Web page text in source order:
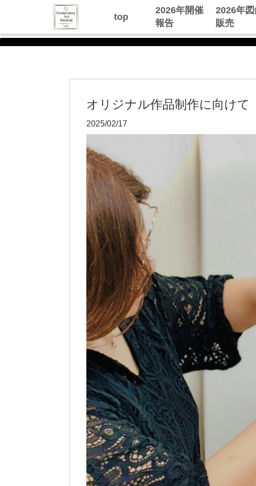
top
2026年開催
報告
2026年
販売
オリジナル作品制作に向けて
2025/02/17